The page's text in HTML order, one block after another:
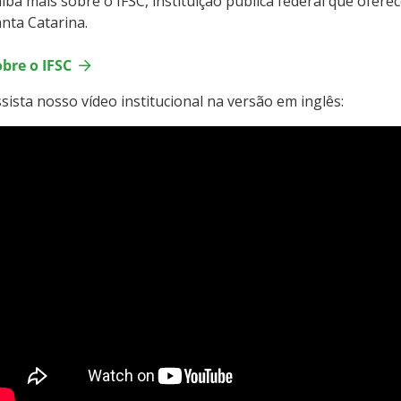
Catarina.
o IFSC
nosso vídeo institucional na versão em inglês: